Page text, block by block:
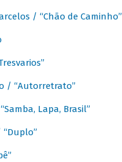
/ “Chão de Caminho”
/ “Autorretrato”
Lapa, Brasil”